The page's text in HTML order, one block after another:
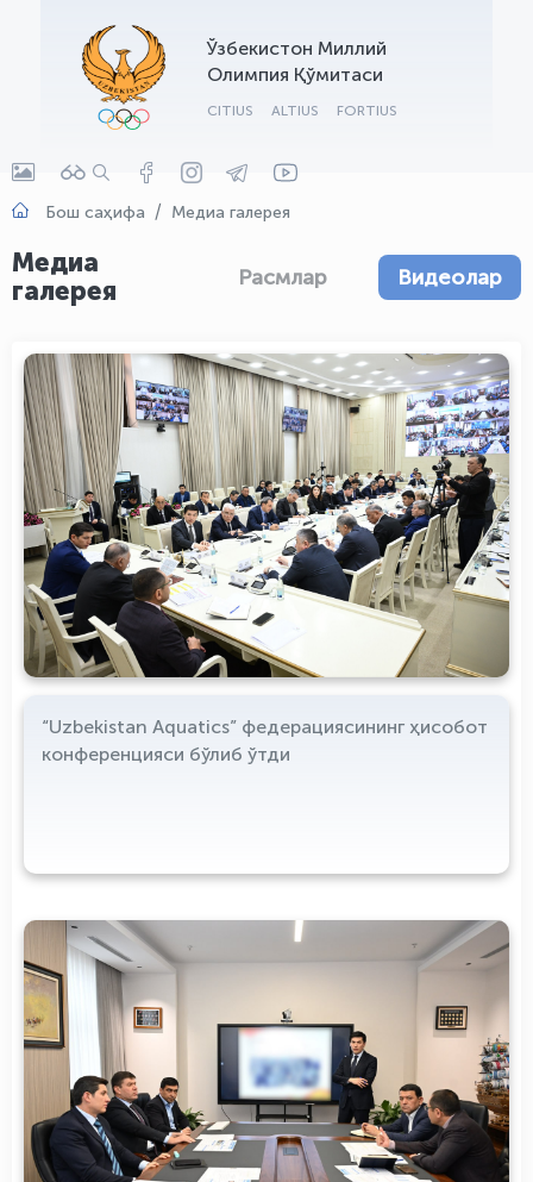
Ўзбекистон Миллий
Олимпия Қўмитаси
CITIUS ALTIUS FORTIUS
Бош саҳифа Медиа галерея
Медиа
галерея
Расмлар Видеолар
“Uzbekistan Aquatics” федерациясининг ҳисобот
конференцияси бўлиб ўтди
OLYMPCHIK AI - yordamchi
Онлайн · olympic.uz